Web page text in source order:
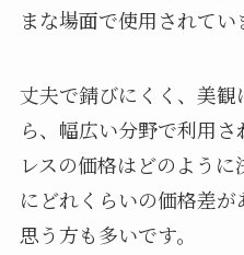
まな場面で使用されてい
丈夫で錆びにくく、美
ら、幅広い分野で利用
レスの価格はどのよう
にどれくらいの価格差
思う方も多いです。